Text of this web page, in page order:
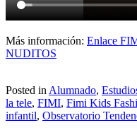
Más información: Enlace
NUDITOS
Posted in Alumnado,
la tele, FIMI, Fimi Kids
infantil, Observatorio